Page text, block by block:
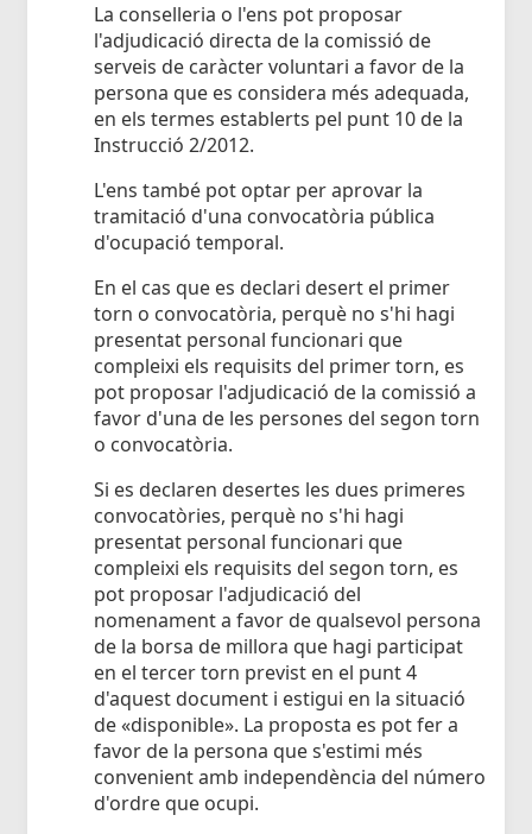
La conselleria o l'ens pot proposar
l'adjudicació directa de la comissió de
serveis de caràcter voluntari a favor de la
persona que es considera més adequada,
en els termes establerts pel punt 10 de la
Instrucció 2/2012.
L'ens també pot optar per aprovar la
tramitació d'una convocatòria pública
d'ocupació temporal.
En el cas que es declari desert el primer
torn o convocatòria, perquè no s'hi hagi
presentat personal funcionari que
compleixi els requisits del primer torn, es
pot proposar l'adjudicació de la comissió a
favor d'una de les persones del segon torn
o convocatòria.
Si es declaren desertes les dues primeres
convocatòries, perquè no s'hi hagi
presentat personal funcionari que
compleixi els requisits del segon torn, es
pot proposar l'adjudicació del
nomenament a favor de qualsevol persona
de la borsa de millora que hagi participat
en el tercer torn previst en el punt 4
d'aquest document i estigui en la situació
de «disponible». La proposta es pot fer a
favor de la persona que s'estimi més
convenient amb independència del número
d'ordre que ocupi.